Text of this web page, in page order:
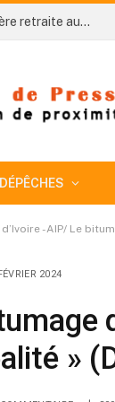
Côte d’Ivoire-AIP/ An 66: Niakara organise sa première retraite aux flambeaux sous le signe de l’unité nationale
DÉPÊCHES
-AIP/ Le
2024
»